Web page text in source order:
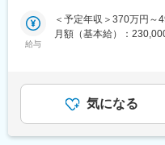
かなサービスを提供して
配属先で関わるプロジェ
勤務を組み合わせた勤
※プロジェクトの状況に
西支社、週1～2回が在
※在籍メンバーは大阪・
■具体的には：
・自社業務用厨房機器
■当社について：
・当社は、「モノ」×「
持つエンジニアを擁す
・最先端の『技術』を
給与
＜予定年収＞370万円～
月額（基本給）：
回（4月） 賃金はあく
下する可能性がありま
す。
気になる